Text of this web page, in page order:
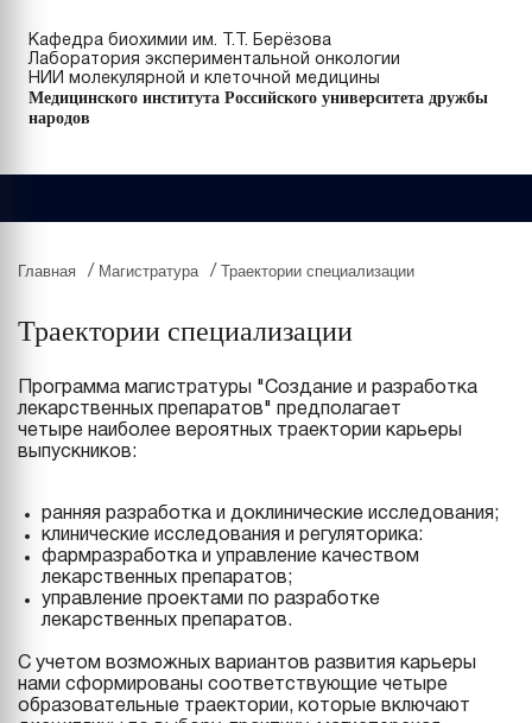
Кафедра биохимии им. Т.Т. Берёзова
Лаборатория экспериментальной онкологии
НИИ молекулярной и клеточной медицины
Медицинского института Российского университета дружбы
народов
Главная / Магистратура / Траектории специализации
Траектории специализации
Программа магистратуры "Создание и разработка
лекарственных препаратов" предполагает
четыре наиболее вероятных траектории карьеры
выпускников:
ранняя разработка и доклинические исследования;
клинические исследования и регуляторика:
фармразработка и управление качеством
лекарственных препаратов;
управление проектами по разработке
лекарственных препаратов.
С учетом возможных вариантов развития карьеры
нами сформированы соответствующие четыре
образовательные траектории, которые включают